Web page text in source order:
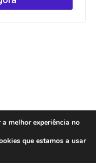
melhor experiência no
que estamos a usar